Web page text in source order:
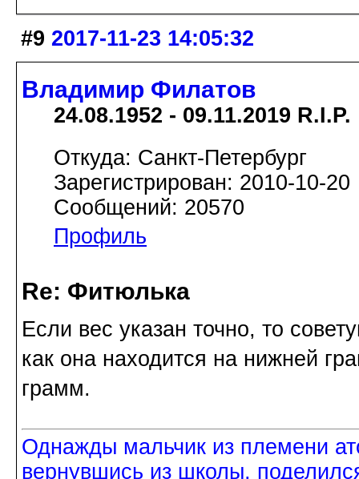
#9 2017-11-23 14:05:32
Владимир Филатов
24.08.1952 - 09.11.2019 R.I.P.
Откуда: Санкт-Петербург
Зарегистрирован: 2010-10-20
Сообщений: 20570
Профиль
Re: Фитюлька
Если вес указан точно, то
как она находится на нижней
грамм.
Однажды мальчик из племени
вернувшись из школы,